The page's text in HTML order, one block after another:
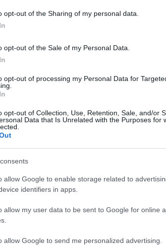
opt-out of the Sharing of my personal data.
opt-out of the Sale of my Personal Data.
opt-out of processing my Personal Data for
opt-out of Collection, Use, Retention, Sale, and/or
Data that Is Unrelated with the Purposes for
allow Google to enable storage related to
identifiers in apps.
allow my user data to be sent to Google for online
allow Google to send me personalized advertising.
per la diagnosi e il
la sua capacità di operare a livello
tecnologia moderna. Composto da
dispositivo è progettato per
Ma non è solo una questione
multifunzionale che può includere
e persino la stimolazione immunitaria.
così tanti ambiti in un’unica soluzione?
genera calore quando è
effetto termico che, in un brevissimo